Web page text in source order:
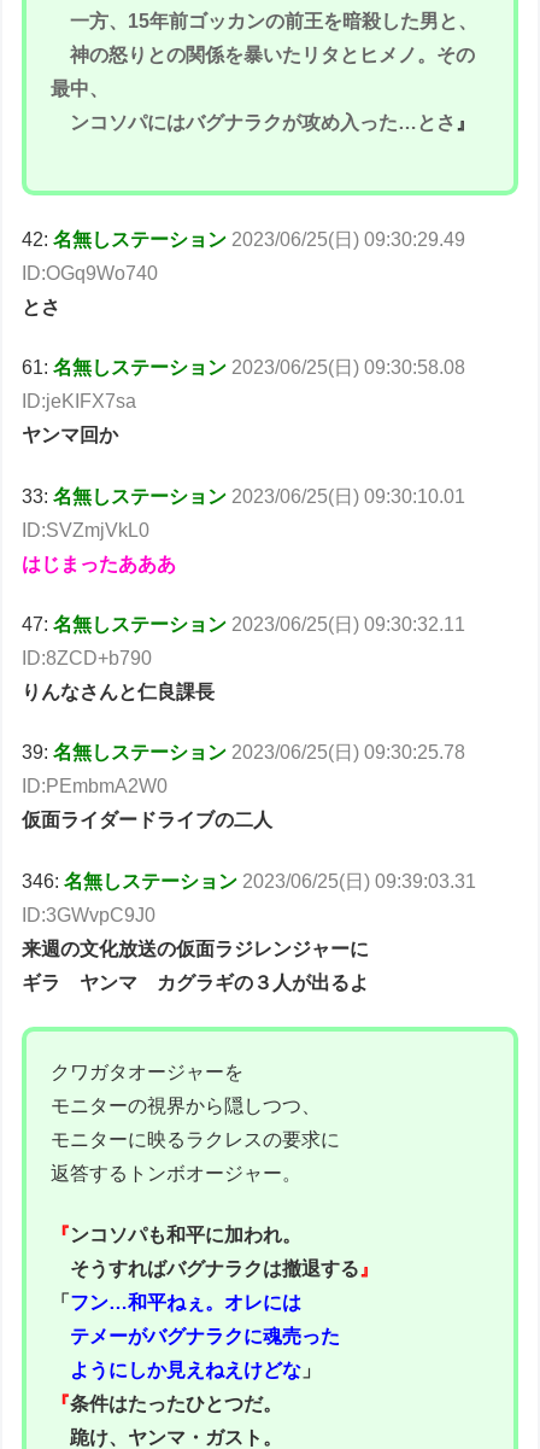
一方、15年前ゴッカンの前王を暗殺した男と、
神の怒りとの関係を暴いたリタとヒメノ。その
最中、
ンコソパにはバグナラクが攻め入った…とさ 』
42:名無しステーション 2023/06/25(日) 09:30:29.49
ID:OGq9Wo740
とさ
61:名無しステーション 2023/06/25(日) 09:30:58.08
ID:jeKIFX7sa
ヤンマ回か
33:名無しステーション 2023/06/25(日) 09:30:10.01
ID:SVZmjVkL0
はじまったあああ
47:名無しステーション 2023/06/25(日) 09:30:32.11
ID:8ZCD+b790
りんなさんと仁良課長
39:名無しステーション 2023/06/25(日) 09:30:25.78
ID:PEmbmA2W0
仮面ライダードライブの二人
346:名無しステーション 2023/06/25(日) 09:39:03.31
ID:3GWvpC9J0
来週の文化放送の仮面ラジレンジャーに
ギラ ヤンマ カグラギの３人が出るよ
クワガタオージャーを
モニターの視界から隠しつつ、
モニターに映るラクレスの要求に
返答するトンボオージャー。
『ンコソパも和平に加われ。
そうすればバグナラクは撤退する 』
「 フン…和平ねぇ。オレには
テメーがバグナラクに魂売った
ようにしか見えねえけどな 」
『条件はたったひとつだ。
跪け、ヤンマ・ガスト。